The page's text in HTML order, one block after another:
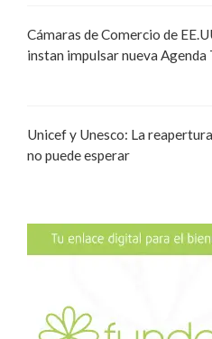
Cámaras de Comercio de
instan impulsar nueva
Unicef y Unesco: La
no puede esperar